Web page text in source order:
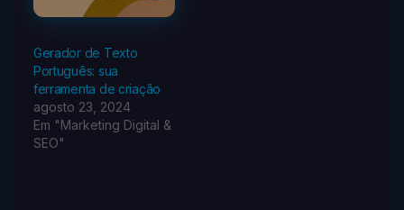
Gerador de Texto
Português: sua
ferramenta de criação
agosto 23, 2024
Em "Marketing Digital &
SEO"